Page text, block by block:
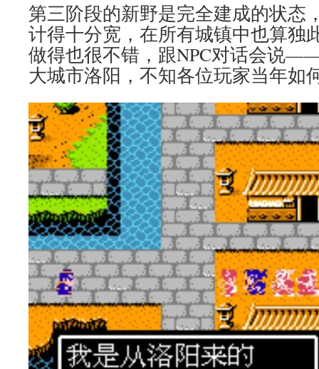
第三阶段的新野是完全建成的状态
计得十分宽，在所有城镇中也算独
做得也很不错，跟NPC对话会说
大城市洛阳，不知各位玩家当年如